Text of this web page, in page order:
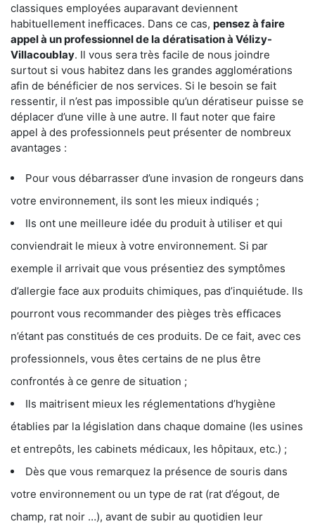
classiques employées auparavant deviennent
habituellement inefficaces. Dans ce cas, pensez à faire
appel à un professionnel de la dératisation à Vélizy-
Villacoublay. Il vous sera très facile de nous joindre
surtout si vous habitez dans les grandes agglomérations
afin de bénéficier de nos services. Si le besoin se fait
ressentir, il n’est pas impossible qu’un dératiseur puisse se
déplacer d’une ville à une autre. Il faut noter que faire
appel à des professionnels peut présenter de nombreux
avantages :
Pour vous débarrasser d’une invasion de rongeurs dans
votre environnement, ils sont les mieux indiqués ;
Ils ont une meilleure idée du produit à utiliser et qui
conviendrait le mieux à votre environnement. Si par
exemple il arrivait que vous présentiez des symptômes
d’allergie face aux produits chimiques, pas d’inquiétude. Ils
pourront vous recommander des pièges très efficaces
n’étant pas constitués de ces produits. De ce fait, avec ces
professionnels, vous êtes certains de ne plus être
confrontés à ce genre de situation ;
Ils maitrisent mieux les réglementations d’hygiène
établies par la législation dans chaque domaine (les usines
et entrepôts, les cabinets médicaux, les hôpitaux, etc.) ;
Dès que vous remarquez la présence de souris dans
votre environnement ou un type de rat (rat d’égout, de
champ, rat noir …), avant de subir au quotidien leur